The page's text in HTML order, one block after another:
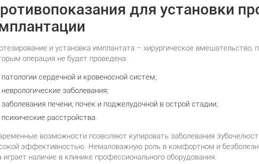
для установки
и установка имплантата – хирургическое вмешательство,
операция не будет проведена:
патологии сердечной и кровеносной систем;
неврологические заболевания;
заболевания печени, почек и поджелудочной в острой стадии;
психические расстройства.
возможности позволяют купировать заболевания
эффективностью. Немаловажную роль в комфортном и
играет наличие в клинике профессионального оборудования.